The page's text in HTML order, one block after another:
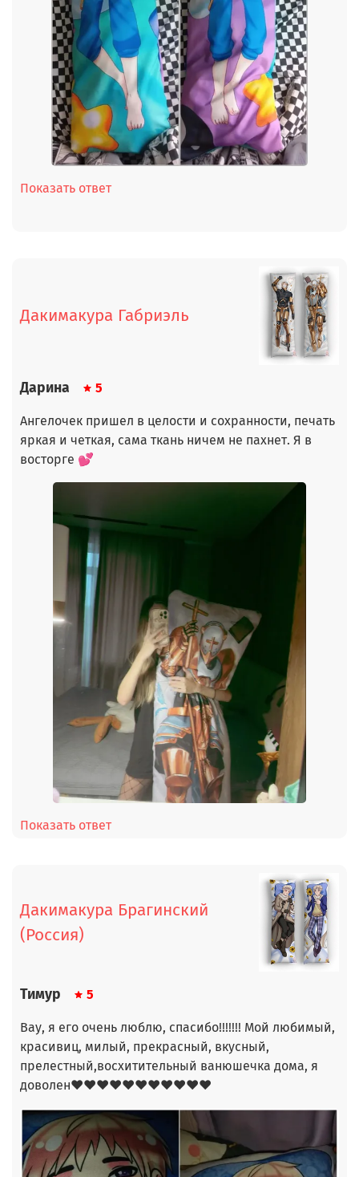
Показать ответ
Дакимакура Габриэль
Дарина 5
Ангелочек пришел в целости и сохранности, печать
яркая и четкая, сама ткань ничем не пахнет. Я в
восторге 💕
Показать ответ
Дакимакура Брагинский
(Россия)
Тимур 5
Вау, я его очень люблю, спасибо!!!!!!! Мой любимый,
красивиц, милый, прекрасный, вкусный,
прелестный,восхитительный ванюшечка дома, я
доволен❤❤❤❤❤❤❤❤❤❤❤